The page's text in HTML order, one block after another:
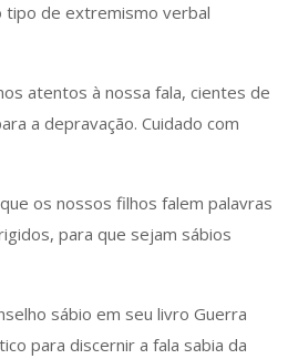
de extremismo verbal
atentos à nossa fala, cientes de
a depravação. Cuidado com
os nossos filhos falem palavras
para que sejam sábios
sábio em seu livro Guerra
para discernir a fala sabia da